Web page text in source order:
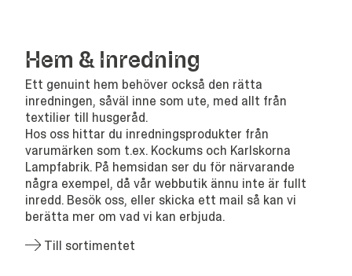
Hem &Inredning
Ett genuint hem behöver också den rätta
inredningen, såväl inne som ute, med allt från
textilier till husgeråd.
Hos oss hittar du inredningsprodukter från
varumärken som t.ex. Kockums och Karlskorna
Lampfabrik. På hemsidan ser du för närvarande
några exempel, då vår webbutik ännu inte är fullt
inredd. Besök oss, eller skicka ett mail så kan vi
berätta mer om vad vi kan erbjuda.
Till sortimentet